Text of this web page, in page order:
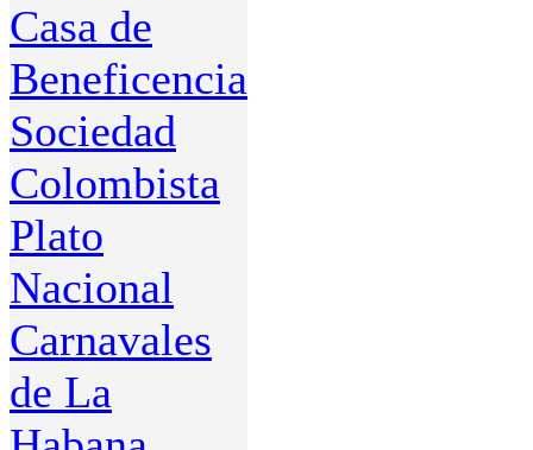
Casa de
Beneficencia
Sociedad
Colombista
Plato
Nacional
Carnavales
de La